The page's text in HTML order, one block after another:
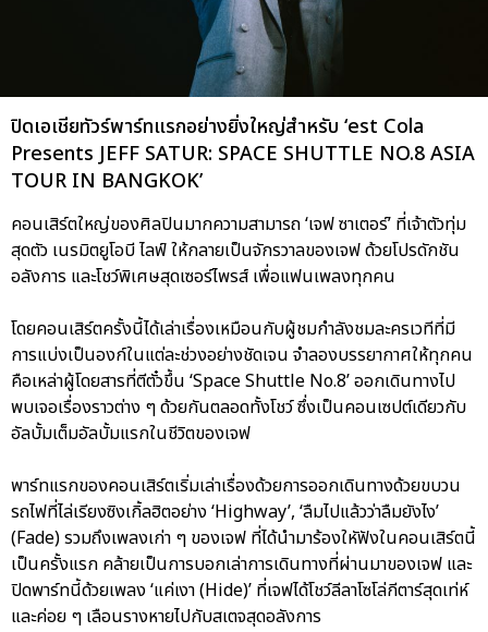
ปิดเอเชียทัวร์พาร์ทแรกอย่างยิ่งใหญ่สำหรับ ‘est Cola
Presents JEFF SATUR: SPACE SHUTTLE NO.8 ASIA
TOUR IN BANGKOK’
คอนเสิร์ตใหญ่ของศิลปินมากความสามารถ ‘เจฟ ซาเตอร์’ ที่เจ้าตัวทุ่ม
สุดตัว เนรมิตยูโอบี ไลฟ์ ให้กลายเป็นจักรวาลของเจฟ ด้วยโปรดักชัน
อลังการ และโชว์พิเศษสุดเซอร์ไพรส์ เพื่อแฟนเพลงทุกคน
โดยคอนเสิร์ตครั้งนี้ได้เล่าเรื่องเหมือนกับผู้ชมกำลังชมละครเวทีที่มี
การแบ่งเป็นองก์ในแต่ละช่วงอย่างชัดเจน จำลองบรรยากาศให้ทุกคน
คือเหล่าผู้โดยสารที่ตีตั๋วขึ้น ‘Space Shuttle No.8’ ออกเดินทางไป
พบเจอเรื่องราวต่าง ๆ ด้วยกันตลอดทั้งโชว์ ซึ่งเป็นคอนเซปต์เดียวกับ
อัลบั้มเต็มอัลบั้มแรกในชีวิตของเจฟ
พาร์ทแรกของคอนเสิร์ตเริ่มเล่าเรื่องด้วยการออกเดินทางด้วยขบวน
รถไฟที่ไล่เรียงซิงเกิ้ลฮิตอย่าง ‘Highway’, ‘ลืมไปแล้วว่าลืมยังไง’
(Fade) รวมถึงเพลงเก่า ๆ ของเจฟ ที่ได้นำมาร้องใหัฟังในคอนเสิร์ตนี้
เป็นครั้งแรก คล้ายเป็นการบอกเล่าการเดินทางที่ผ่านมาของเจฟ และ
ปิดพาร์ทนี้ด้วยเพลง ‘แค่เงา (Hide)’ ที่เจฟได้โชว์ลีลาโซโล่กีตาร์สุดเท่ห์
และค่อย ๆ เลือนรางหายไปกับสเตจสุดอลังการ